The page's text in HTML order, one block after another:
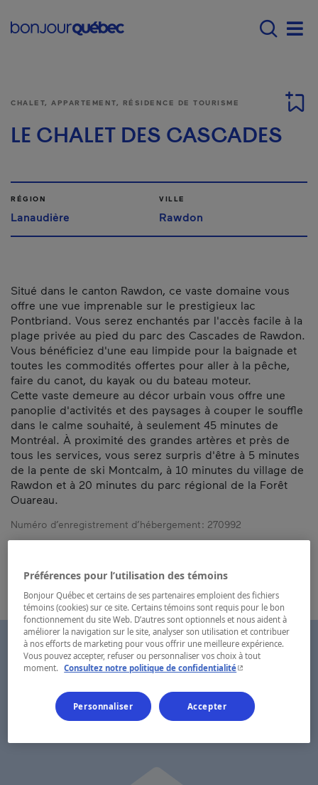
Main navigation -
CHALET, APPARTEMENT, RÉSIDENCE DE TOURISME
LE CHALET DES CASCADES
RÉGION
Lanaudière
VILLE
Rawdon
Situé dans le canton Rawdon, ce vaste domaine vous
offre une vue imprenable sur le prestigieux lac
Pontbriand. Vous serez enchantés par l'accès facile à la
plage privée au pied du parc des Cascades de Rawdon.
Vous bénéficiez d'une eau limpide pour la baignade et
toutes les commodités offertes pour aller à la pêche,
faire du canot, du kayak ou du bateau moteur.
Cette vaste demeure au décor urbain vous offre une
panoplie d'activités et des paysages à couper le souffle
dans le calme souhaité, à seulement 45 minutes de
Montréal. À proximité des grandes artères et près de
tous les services, vous serez surpris d'être à 5 minutes
de la pente de ski Montcalm, à 10 minutes du village de
Rawdon et à 20 minutes du parc régional de la Forêt
Ouareau.
Numéro d’enregistrement d’hébergement : 270992
Préférences pour l’utilisation des témoins
Bonjour Québec et certains de ses partenaires emploient des fichiers
témoins (cookies) sur ce site. Certains témoins sont requis pour le bon
fonctionnement du site Web. D’autres sont optionnels et nous aident à
améliorer la navigation sur le site, analyser son utilisation et contribuer
à nos efforts de marketing pour vous offrir une meilleure expérience.
Vous pouvez accepter, refuser ou personnaliser vos choix à tout
moment.
Consultez notre politique de confidentialité- Cet hyperlien
Personnaliser Accepter